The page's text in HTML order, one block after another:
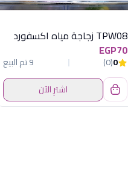
TPW08 زجاجة مياه اكسفورد
EGP70
0
(0)
9 تم البيع
اشترِ الآن